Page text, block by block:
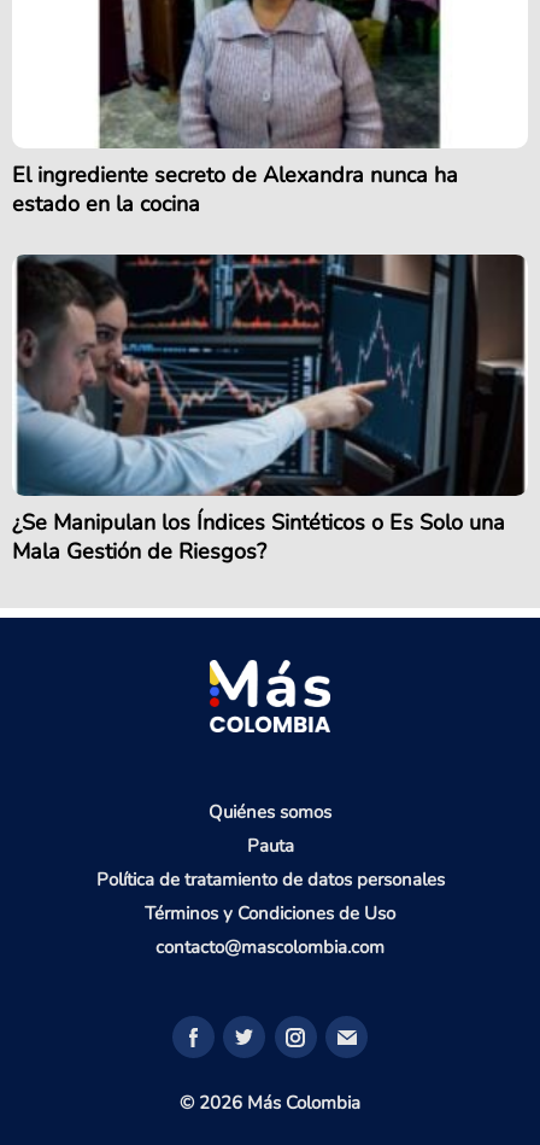
El ingrediente secreto de Alexandra nunca ha
estado en la cocina
¿Se Manipulan los Índices Sintéticos o Es Solo una
Mala Gestión de Riesgos?
Quiénes somos
Pauta
Política de tratamiento de datos personales
Términos y Condiciones de Uso
contacto@mascolombia.com
© 2026 Más Colombia